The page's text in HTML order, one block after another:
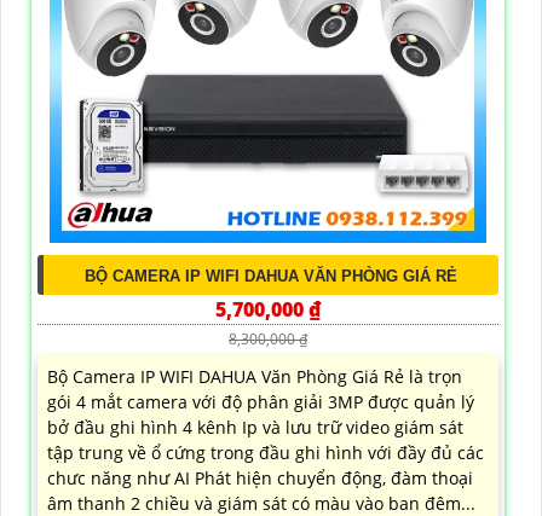
BỘ CAMERA IP WIFI DAHUA VĂN PHÒNG GIÁ RẺ
5,700,000 ₫
8,300,000 ₫
Bộ Camera IP WIFI DAHUA Văn Phòng Giá Rẻ là trọn
gói 4 mắt camera với độ phân giải 3MP được quản lý
bở đầu ghi hình 4 kênh Ip và lưu trữ video giám sát
tập trung về ổ cứng trong đầu ghi hình với đầy đủ các
chưc năng như AI Phát hiện chuyển động, đàm thoại
âm thanh 2 chiều và giám sát có màu vào ban đêm...